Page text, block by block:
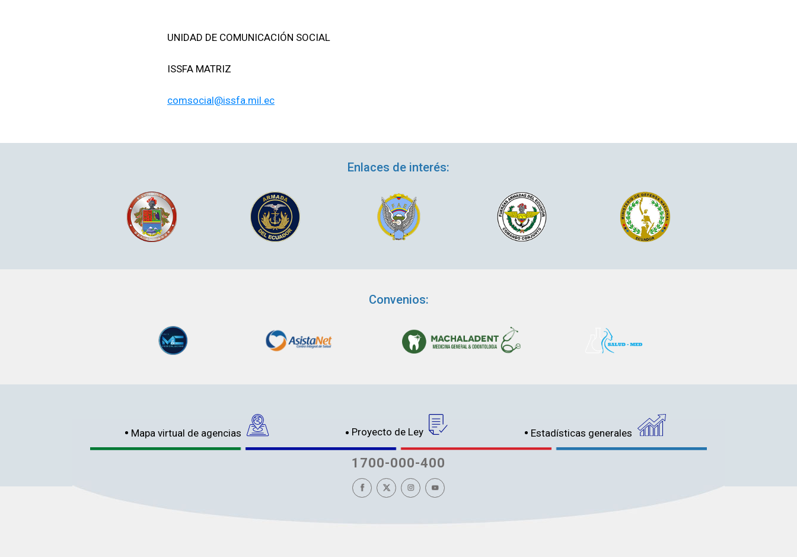
UNIDAD DE COMUNICACIÓN SOCIAL
ISSFA MATRIZ
comsocial@issfa.mil.ec
Enlaces de interés:
Convenios:
Mapa virtual de agencias Proyecto de Ley Estadísticas generales
1700-000-400